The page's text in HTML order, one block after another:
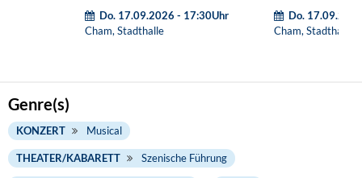
Do. 17.09.2026 - 17:30Uhr
Cham, Stadthalle
Do.
Cham, Stadthalle
Genre(s)
KONZERT Musical
THEATER/KABARETT Szenische Führung